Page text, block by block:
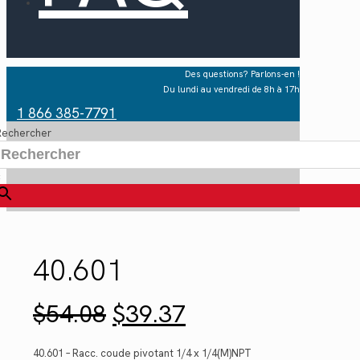
Des questions? Parlons-en !
Du lundi au vendredi de 8h à 17h
1 866 385-7791
40.601
$54.08 Le
prix
initial
$39.37prix
actuel
40.601 – Racc. coude pivotant 1/4 x 1/4(M)NPT